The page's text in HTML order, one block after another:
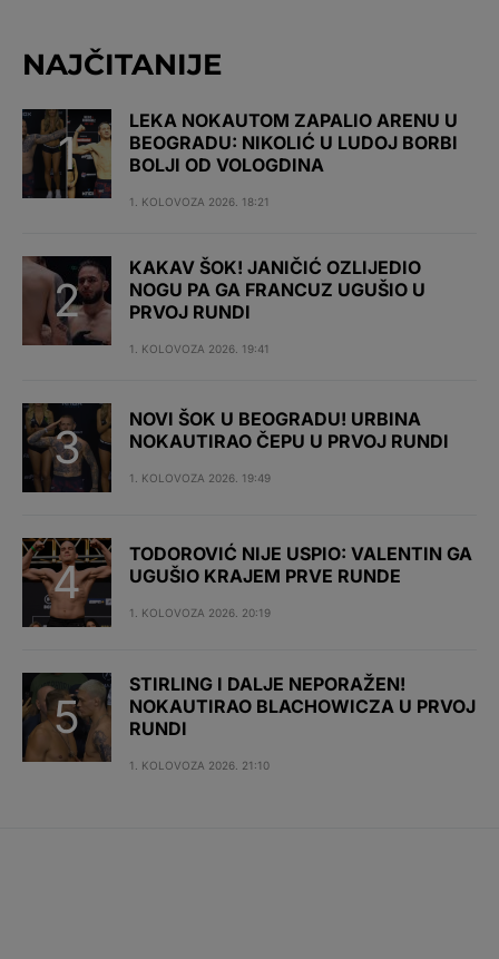
NAJČITANIJE
LEKA NOKAUTOM ZAPALIO ARENU U
BEOGRADU: NIKOLIĆ U LUDOJ BORBI
BOLJI OD VOLOGDINA
1. KOLOVOZA 2026. 18:21
KAKAV ŠOK! JANIČIĆ OZLIJEDIO
NOGU PA GA FRANCUZ UGUŠIO U
PRVOJ RUNDI
1. KOLOVOZA 2026. 19:41
NOVI ŠOK U BEOGRADU! URBINA
NOKAUTIRAO ČEPU U PRVOJ RUNDI
1. KOLOVOZA 2026. 19:49
TODOROVIĆ NIJE USPIO: VALENTIN GA
UGUŠIO KRAJEM PRVE RUNDE
1. KOLOVOZA 2026. 20:19
STIRLING I DALJE NEPORAŽEN!
NOKAUTIRAO BLACHOWICZA U PRVOJ
RUNDI
1. KOLOVOZA 2026. 21:10